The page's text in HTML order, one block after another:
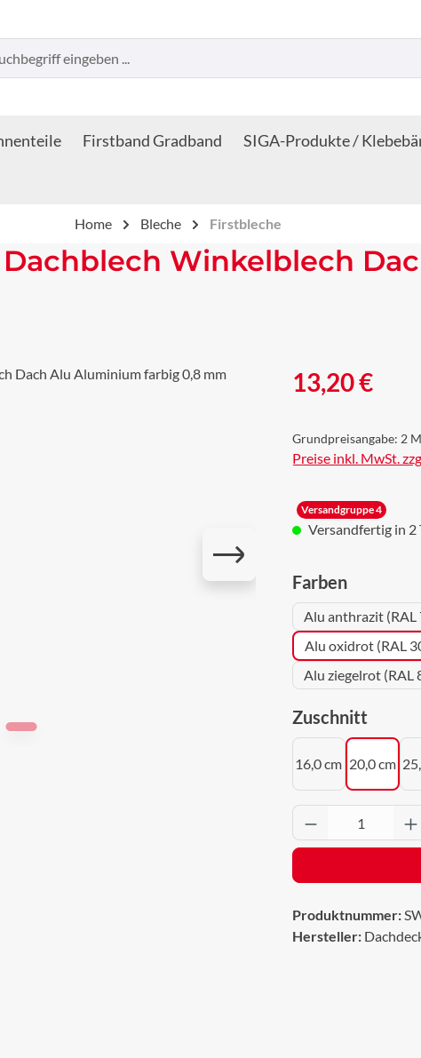
Firstband Gradband SIGA-Produkte /
Home Bleche Firstbleche
Winkelblech
Regulärer Preis:
13,20 €
Grundpreisangabe: 2
Preise inkl. MwSt.
Versandgruppe 4
Versandfertig in 2
Farben
Alu anthrazit (RAL
Alu oxidrot (RAL
Alu ziegelrot (RAL
Zuschnitt
16,0 cm 20,0 cm
Produkt
Produktnummer:
Hersteller: